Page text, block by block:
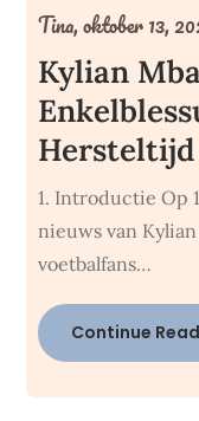
Kylian
Hersteltijd
Tina,oktober 13,
1. Introductie Op
nieuws van
voetbalfans…
Continue